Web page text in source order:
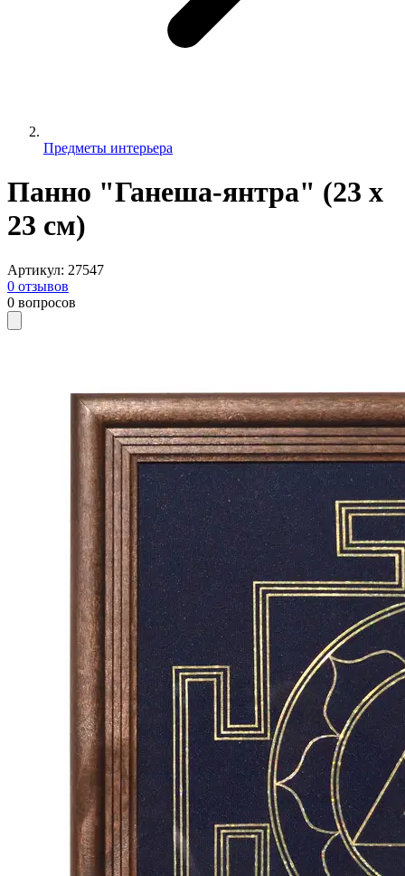
Предметы интерьера
Панно "Ганеша-янтра" (23 х
23 см)
Артикул: 27547
0 отзывов
0 вопросов